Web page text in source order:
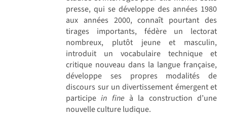
presse, qui se développe des années 1980
aux années 2000, connaît pourtant des
tirages importants, fédère un lectorat
nombreux, plutôt jeune et masculin,
introduit un vocabulaire technique et
critique nouveau dans la langue française,
développe ses propres modalités de
discours sur un divertissement émergent et
participein fine à la construction d’une
nouvelle culture ludique.